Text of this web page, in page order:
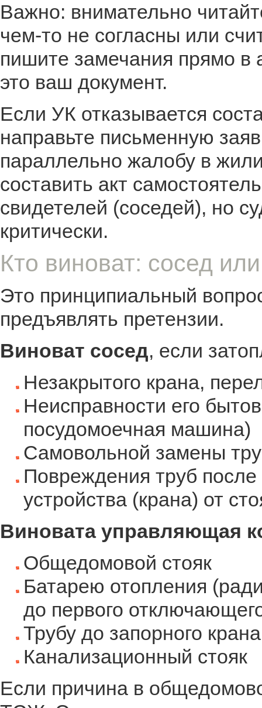
Важно: внимательно
чем-то не согласны или
пишите замечания прямо в
это ваш документ.
Если УК отказывается
направьте письменную
параллельно жалобу в
составить акт
свидетелей (соседей), но
критически.
Кто виноват: сосед
Это принципиальный
предъявлять претензии.
Виноват сосед, если
Незакрытого крана,
Неисправности его
посудомоечная машина)
Самовольной замены
Повреждения труб
устройства (крана) от
Виновата управляющая
Общедомовой стояк
Батарею отопления
до первого
Трубу до запорного
Канализационный стояк
Если причина в